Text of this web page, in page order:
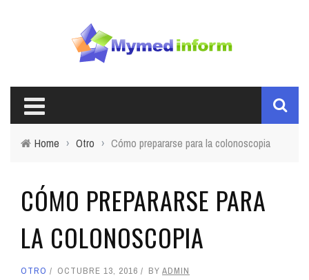
Home › Otro › Cómo prepararse para la colonoscopia
CÓMO PREPARARSE PARA
LA COLONOSCOPIA
OTRO OCTUBRE 13, 2016 BY ADMIN